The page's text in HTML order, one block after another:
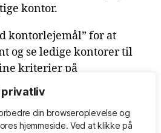
din browseroplevelseog
hjemmeside. Ved at klikke på
kontor.
kontorlejemål” for at
og se ledige kontorer til
kriterier på
kontorlokaler, erhvervslejemål.
udlejer af kontor.